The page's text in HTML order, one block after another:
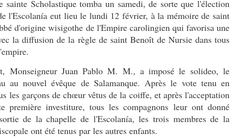
sainte Scholastique tomba un samedi, de sorte que l'élection
l'Escolanía eut lieu le lundi 12 février, à la mémoire de saint
d'origine wisigothe de l'Empire carolingien qui favorisa une
la diffusion de la règle de saint Benoît de Nursie dans tous
Monseigneur Juan Pablo M. M., a imposé le solideo, le
au nouvel évêque de Salamanque. Après le vote tenu en
les garçons de chœur vêtus de la coiffe, et après l'acceptation
première investiture, tous les compagnons leur ont donné
de la chapelle de l'Escolanía, les trois membres de la
ont été tenus par les autres enfants.